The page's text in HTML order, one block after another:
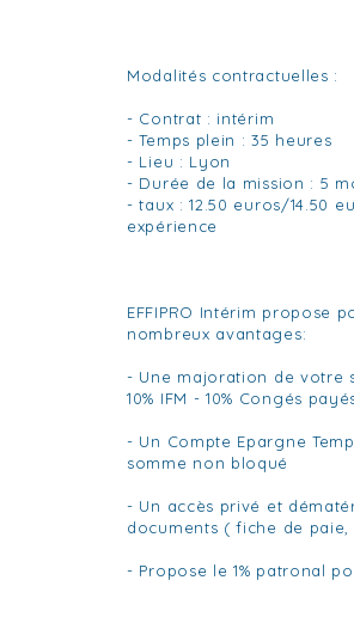
Modalités contractuelles :
- Contrat : intérim
- Temps plein : 35 heures
- Lieu : Lyon
- Durée de la mission : 5
- taux : 12.50 euros/14.50
expérience
EFFIPRO Intérim propose
nombreux avantages:
- Une majoration de votre
10% IFM - 10% Congés
- Un Compte Epargne
somme non bloqué
- Un accès privé et
documents ( fiche de
- Propose le 1% patronal